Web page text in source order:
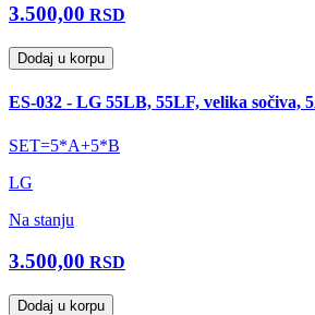
3.500,00 RSD
Dodaj u korpu
ES-032 - LG 55LB, 55LF, velika sočiva,
SET=5*A+5*B
LG
Na stanju
3.500,00 RSD
Dodaj u korpu